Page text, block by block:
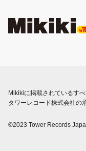
Mikikiに掲載されているす
タワーレコード株式会社の
©2023 Tower Records